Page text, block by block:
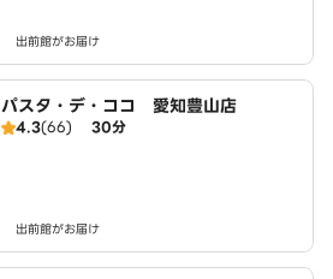
出前館がお届け
パスタ・デ・ココ 愛知豊山店
4.3(66) 30分
出前館がお届け